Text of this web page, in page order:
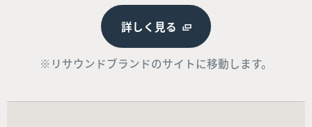
詳しく見る
※リサウンドブランドのサイトに移動します。